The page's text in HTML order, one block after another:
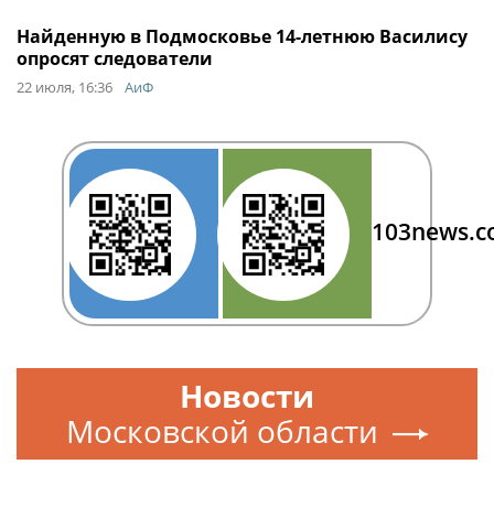
Найденную в Подмосковье 14-летнюю Василису
опросят следователи
22 июля, 16:36 АиФ
Новости
Московской области